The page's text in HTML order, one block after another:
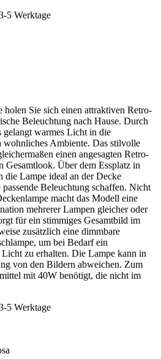
5 Werktage
holen Sie sich einen attraktiven Retro-
Beleuchtung nach Hause. Durch
gelangt warmes Licht in die
Ambiente. Das stilvolle
einen angesagten Retro-
Gesamtlook. Über dem Essplatz in
die Lampe ideal an der Decke
Beleuchtung schaffen. Nicht
macht das Modell eine
mehrerer Lampen gleicher oder
für ein stimmiges Gesamtbild im
zusätzlich eine dimmbare
um bei Bedarf ein
zu erhalten. Die Lampe kann in
von den Bildern abweichen. Zum
mit 40W benötigt, die nicht im
5 Werktage